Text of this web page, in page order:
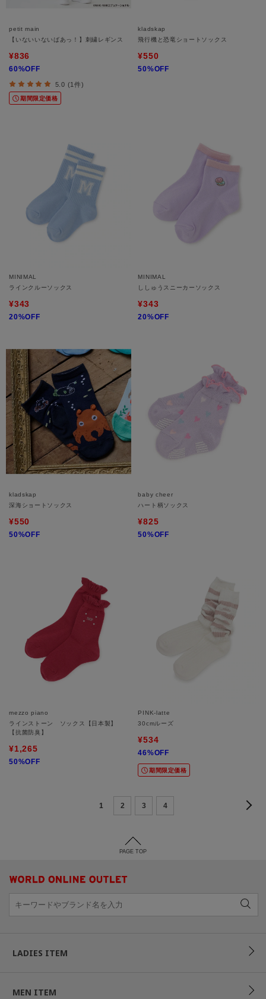
petit main
【いないいないばあっ！】刺繍レギンス
¥836
60%OFF
5.0 (1件)
期間限定価格
kladskap
飛行機と恐竜ショートソックス
¥550
50%OFF
MINIMAL
ラインクルーソックス
¥343
20%OFF
MINIMAL
ししゅうスニーカーソックス
¥343
20%OFF
kladskap
深海ショートソックス
¥550
50%OFF
baby cheer
ハート柄ソックス
¥825
50%OFF
mezzo piano
ラインストーン ソックス【日本製】
【抗菌防臭】
¥1,265
50%OFF
PINK-latte
30cmルーズ
¥534
46%OFF
期間限定価格
1 2 3 4
PAGE TOP
LADIES ITEM
MEN ITEM